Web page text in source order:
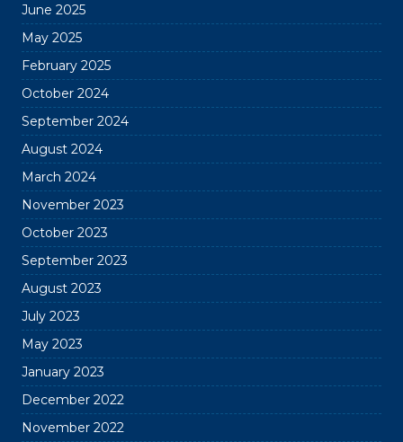
June 2025
May 2025
February 2025
October 2024
September 2024
August 2024
March 2024
November 2023
October 2023
September 2023
August 2023
July 2023
May 2023
January 2023
December 2022
November 2022